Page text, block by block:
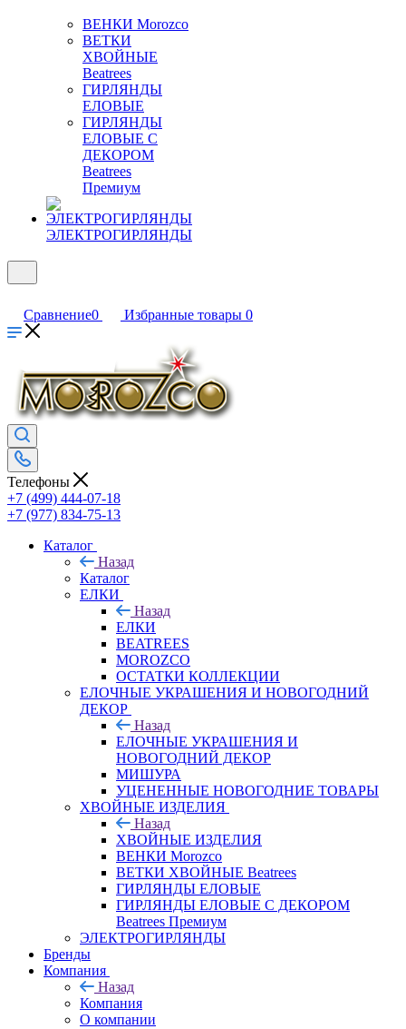
ВЕНКИ Morozco
ВЕТКИ
ХВОЙНЫЕ
Beatrees
ГИРЛЯНДЫ
ЕЛОВЫЕ
ГИРЛЯНДЫ
ЕЛОВЫЕ С
ДЕКОРОМ
Beatrees
Премиум
ЭЛЕКТРОГИРЛЯНДЫ
Сравнение0 Избранные товары 0
Телефоны
+7 (499) 444-07-18
+7 (977) 834-75-13
Каталог
Назад
Каталог
ЕЛКИ
Назад
ЕЛКИ
BEATREES
MOROZCO
ОСТАТКИ КОЛЛЕКЦИИ
ЕЛОЧНЫЕ УКРАШЕНИЯ И НОВОГОДНИЙ
ДЕКОР
Назад
ЕЛОЧНЫЕ УКРАШЕНИЯ И
НОВОГОДНИЙ ДЕКОР
МИШУРА
УЦЕНЕННЫЕ НОВОГОДНИЕ ТОВАРЫ
ХВОЙНЫЕ ИЗДЕЛИЯ
Назад
ХВОЙНЫЕ ИЗДЕЛИЯ
ВЕНКИ Morozco
ВЕТКИ ХВОЙНЫЕ Beatrees
ГИРЛЯНДЫ ЕЛОВЫЕ
ГИРЛЯНДЫ ЕЛОВЫЕ С ДЕКОРОМ
Beatrees Премиум
ЭЛЕКТРОГИРЛЯНДЫ
Бренды
Компания
Назад
Компания
О компании